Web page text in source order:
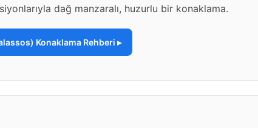
dağ manzaralı, huzurlu bir konaklama.
Konaklama Rehberi ▸